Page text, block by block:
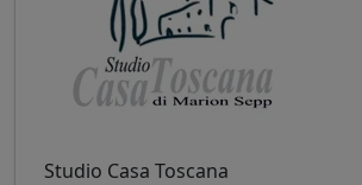
Studio Casa Toscana